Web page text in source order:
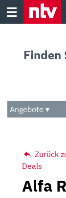
Skip
Audio
Das Beste
Finden
Angebote ▾
Zurück
Deals
Alfa